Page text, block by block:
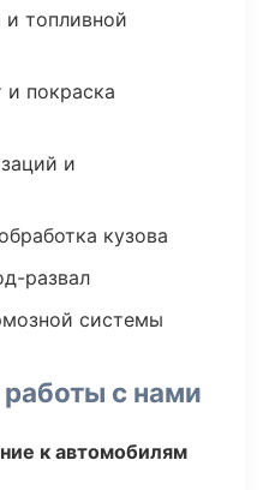
топливной
покраска
и
кузова
развал
системы
с нами
к автомобилям